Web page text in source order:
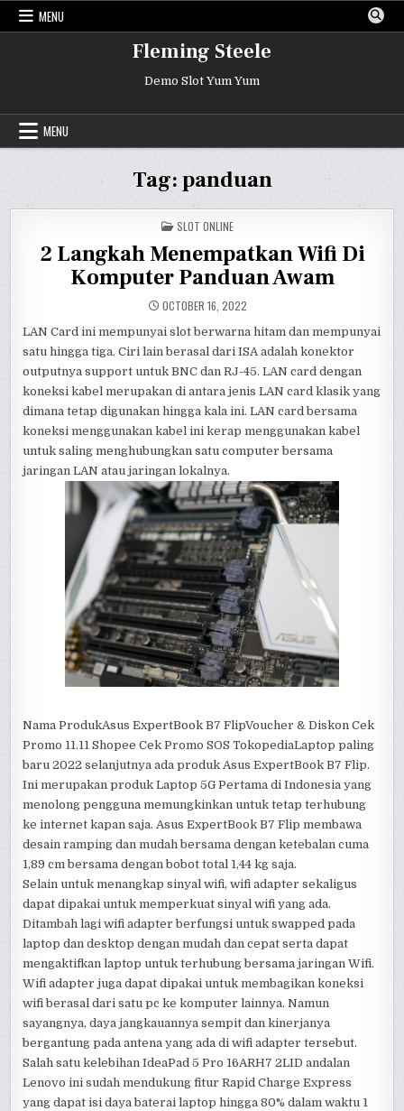
Skip
MENU
Fleming Steele
Demo Slot Yum Yum
MENU
Tag:panduan
POSTED
IN
SLOT ONLINE
2 Langkah Menempatkan Wifi Di
Komputer Panduan Awam
OCTOBER 16, 2022
LAN Card ini mempunyai slot berwarna hitam dan mempunyai
satu hingga tiga. Ciri lain berasal dari ISA adalah konektor
outputnya support untuk BNC dan RJ-45. LAN card dengan
koneksi kabel merupakan di antara jenis LAN card klasik yang
dimana tetap digunakan hingga kala ini. LAN card bersama
koneksi menggunakan kabel ini kerap menggunakan kabel
untuk saling menghubungkan satu computer bersama
jaringan LAN atau jaringan lokalnya.
Nama ProdukAsus ExpertBook B7 FlipVoucher & Diskon Cek
Promo 11.11 Shopee Cek Promo SOS TokopediaLaptop paling
baru 2022 selanjutnya ada produk Asus ExpertBook B7 Flip.
Ini merupakan produk Laptop 5G Pertama di Indonesia yang
menolong pengguna memungkinkan untuk tetap terhubung
ke internet kapan saja. Asus ExpertBook B7 Flip membawa
desain ramping dan mudah bersama dengan ketebalan cuma
1,89 cm bersama dengan bobot total 1,44 kg saja.
Selain untuk menangkap sinyal wifi, wifi adapter sekaligus
dapat dipakai untuk memperkuat sinyal wifi yang ada.
Ditambah lagi wifi adapter berfungsi untuk swapped pada
laptop dan desktop dengan mudah dan cepat serta dapat
mengaktifkan laptop untuk terhubung bersama jaringan Wifi.
Wifi adapter juga dapat dipakai untuk membagikan koneksi
wifi berasal dari satu pc ke komputer lainnya. Namun
sayangnya, daya jangkauannya sempit dan kinerjanya
bergantung pada antena yang ada di wifi adapter tersebut.
Salah satu kelebihan IdeaPad 5 Pro 16ARH7 2LID andalan
Lenovo ini sudah mendukung fitur Rapid Charge Express
yang dapat isi daya baterai laptop hingga 80% dalam waktu 1